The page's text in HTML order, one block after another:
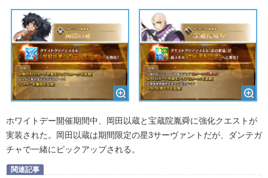
ホワイトデー開催期間中、岡田以蔵と宝蔵院胤舜に強化クエストが
実装された。岡田以蔵は期間限定の星3サーヴァントだが、ダンテガ
チャで一緒にピックアップされる。